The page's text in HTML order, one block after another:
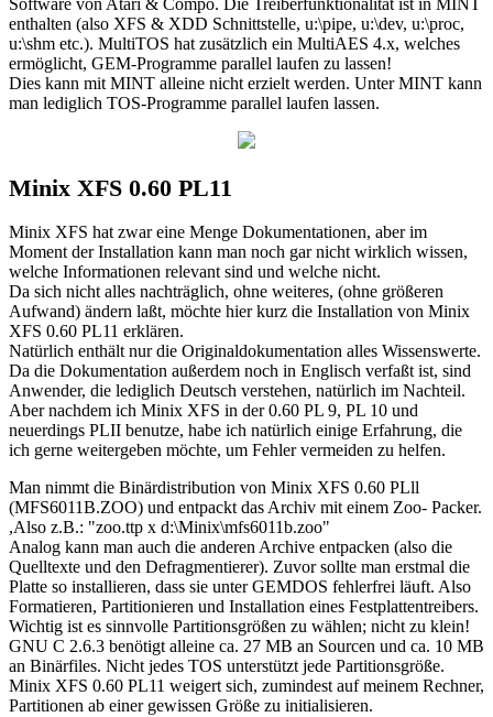
Software von Atari & Compo. Die Treiberfunktionalität ist in MINT
enthalten (also XFS & XDD Schnittstelle, u:\pipe, u:\dev, u:\proc,
u:\shm etc.). MultiTOS hat zusätzlich ein MultiAES 4.x, welches
ermöglicht, GEM-Programme parallel laufen zu lassen!
Dies kann mit MINT alleine nicht erzielt werden. Unter MINT kann
man lediglich TOS-Programme parallel laufen lassen.
Minix XFS 0.60 PL11
Minix XFS hat zwar eine Menge Dokumentationen, aber im
Moment der Installation kann man noch gar nicht wirklich wissen,
welche Informationen relevant sind und welche nicht.
Da sich nicht alles nachträglich, ohne weiteres, (ohne größeren
Aufwand) ändern laßt, möchte hier kurz die Installation von Minix
XFS 0.60 PL11 erklären.
Natürlich enthält nur die Originaldokumentation alles Wissenswerte.
Da die Dokumentation außerdem noch in Englisch verfaßt ist, sind
Anwender, die lediglich Deutsch verstehen, natürlich im Nachteil.
Aber nachdem ich Minix XFS in der 0.60 PL 9, PL 10 und
neuerdings PLII benutze, habe ich natürlich einige Erfahrung, die
ich gerne weitergeben möchte, um Fehler vermeiden zu helfen.
Man nimmt die Binärdistribution von Minix XFS 0.60 PLll
(MFS6011B.ZOO) und entpackt das Archiv mit einem Zoo- Packer.
,Also z.B.: "zoo.ttp x d:\Minix\mfs6011b.zoo"
Analog kann man auch die anderen Archive entpacken (also die
Quelltexte und den Defragmentierer). Zuvor sollte man erstmal die
Platte so installieren, dass sie unter GEMDOS fehlerfrei läuft. Also
Formatieren, Partitionieren und Installation eines Festplattentreibers.
Wichtig ist es sinnvolle Partitionsgrößen zu wählen; nicht zu klein!
GNU C 2.6.3 benötigt alleine ca. 27 MB an Sourcen und ca. 10 MB
an Binärfiles. Nicht jedes TOS unterstützt jede Partitionsgröße.
Minix XFS 0.60 PL11 weigert sich, zumindest auf meinem Rechner,
Partitionen ab einer gewissen Größe zu initialisieren.